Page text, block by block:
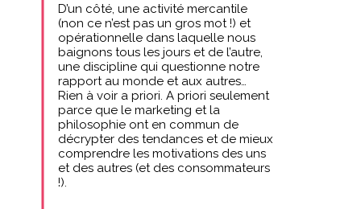
D’un côté, une activité mercantile
(non ce n’est pas un gros mot !) et
opérationnelle dans laquelle nous
baignons tous les jours et de l’autre,
une discipline qui questionne notre
rapport au monde et aux autres…
Rien à voir a priori. A priori seulement
parce que le marketing et la
philosophie ont en commun de
décrypter des tendances et de mieux
comprendre les motivations des uns
et des autres (et des consommateurs
!).